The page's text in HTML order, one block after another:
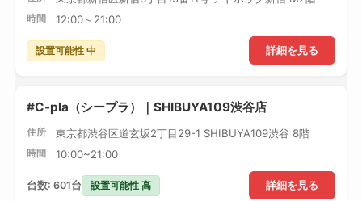
時間 12:00～21:00
詳細を見る
設置可能性 中
#C-pla（シープラ）｜SHIBUYA109渋谷店
住所 東京都渋谷区道玄坂2丁目29-1 SHIBUYA109渋谷 8階
時間 10:00~21:00
詳細を見る
台数: 601台 設置可能性 高